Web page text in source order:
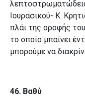
Ιουρασικού- K.
πλάι της οροφής
το οποίο μπαίνει
μπορούμε να
46. Βαθύ